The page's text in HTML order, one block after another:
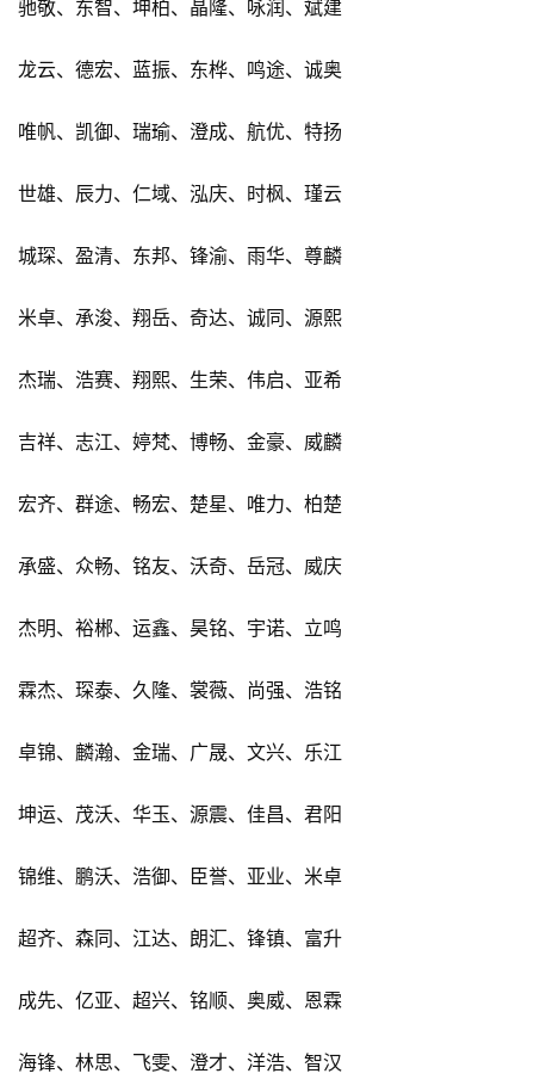
驰敬、东智、坤柏、晶隆、咏润、斌建
龙云、德宏、蓝振、东桦、鸣途、诚奥
唯帆、凯御、瑞瑜、澄成、航优、特扬
世雄、辰力、仁域、泓庆、时枫、瑾云
城琛、盈清、东邦、锋渝、雨华、尊麟
米卓、承浚、翔岳、奇达、诚同、源熙
杰瑞、浩赛、翔熙、生荣、伟启、亚希
吉祥、志江、婷梵、博畅、金豪、威麟
宏齐、群途、畅宏、楚星、唯力、柏楚
承盛、众畅、铭友、沃奇、岳冠、威庆
杰明、裕郴、运鑫、昊铭、宇诺、立鸣
霖杰、琛泰、久隆、裳薇、尚强、浩铭
卓锦、麟瀚、金瑞、广晟、文兴、乐江
坤运、茂沃、华玉、源震、佳昌、君阳
锦维、鹏沃、浩御、臣誉、亚业、米卓
超齐、森同、江达、朗汇、锋镇、富升
成先、亿亚、超兴、铭顺、奥威、恩霖
海锋、林思、飞雯、澄才、洋浩、智汉